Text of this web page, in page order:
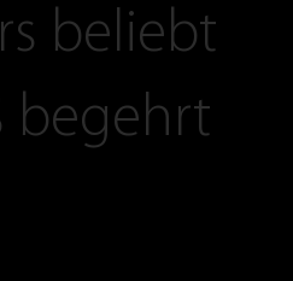
beliebt
begehrt